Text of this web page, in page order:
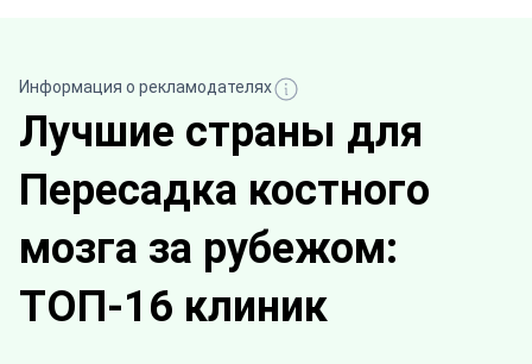
Информация о рекламодателях
Лучшие страны для
Пересадка костного
мозга за рубежом:
ТОП-16 клиник